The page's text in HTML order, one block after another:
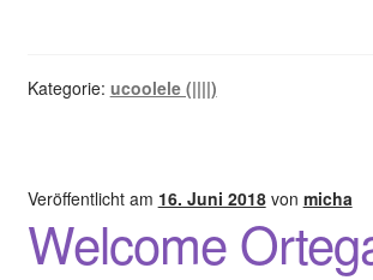
Kategorie: ucoolele (||||)
Veröffentlicht am 16. Juni 2018 von micha
Welcome